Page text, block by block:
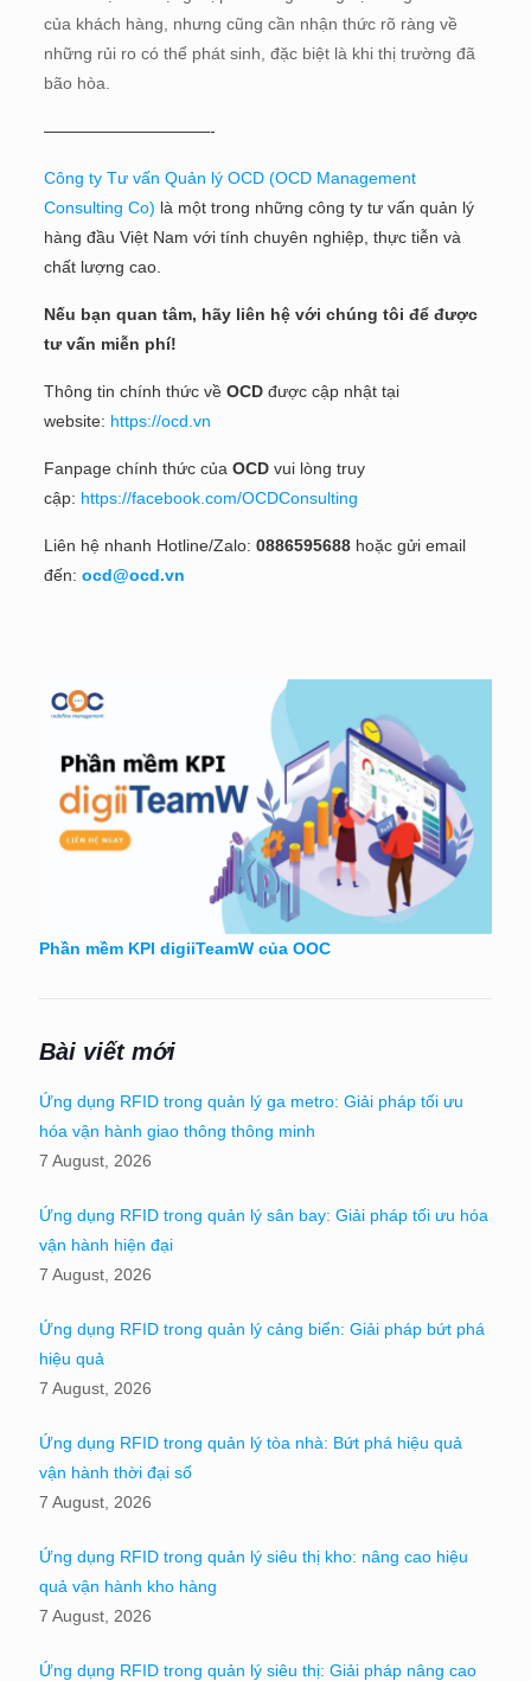
của khách hàng, nhưng cũng cần nhận thức rõ ràng về
những rủi ro có thể phát sinh, đặc biệt là khi thị trường đã
bão hòa.
——————————-
Công ty Tư vấn Quản lý OCD (OCD Management
Consulting Co) là một trong những công ty tư vấn quản lý
hàng đầu Việt Nam với tính chuyên nghiệp, thực tiễn và
chất lượng cao.
Nếu bạn quan tâm, hãy liên hệ với chúng tôi để được
tư vấn miễn phí!
Thông tin chính thức về OCD được cập nhật tại
website: https://ocd.vn
Fanpage chính thức của OCD vui lòng truy
cập: https://facebook.com/OCDConsulting
Liên hệ nhanh Hotline/Zalo: 0886595688 hoặc gửi email
đến: ocd@ocd.vn
Phần mềm KPI digiiTeamW của OOC
Bài viết mới
Ứng dụng RFID trong quản lý ga metro: Giải pháp tối ưu
hóa vận hành giao thông thông minh
7 August, 2026
Ứng dụng RFID trong quản lý sân bay: Giải pháp tối ưu hóa
vận hành hiện đại
7 August, 2026
Ứng dụng RFID trong quản lý cảng biển: Giải pháp bứt phá
hiệu quả
7 August, 2026
Ứng dụng RFID trong quản lý tòa nhà: Bứt phá hiệu quả
vận hành thời đại số
7 August, 2026
Ứng dụng RFID trong quản lý siêu thị kho: nâng cao hiệu
quả vận hành kho hàng
7 August, 2026
Ứng dụng RFID trong quản lý siêu thị: Giải pháp nâng cao